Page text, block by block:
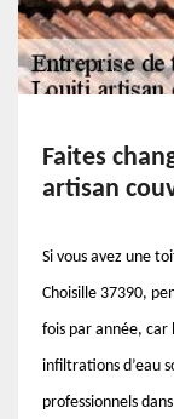
Faites
artisan
Si vous avez une
Choisille 37390,
fois par année, car
infiltrations d’eau
professionnels